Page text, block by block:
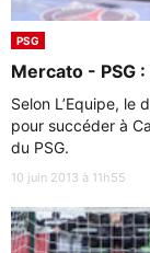
PSG
Mercato - PSG
Selon L’Equipe,
pour succéder à
du PSG.
10 juin 2013 à 11h55